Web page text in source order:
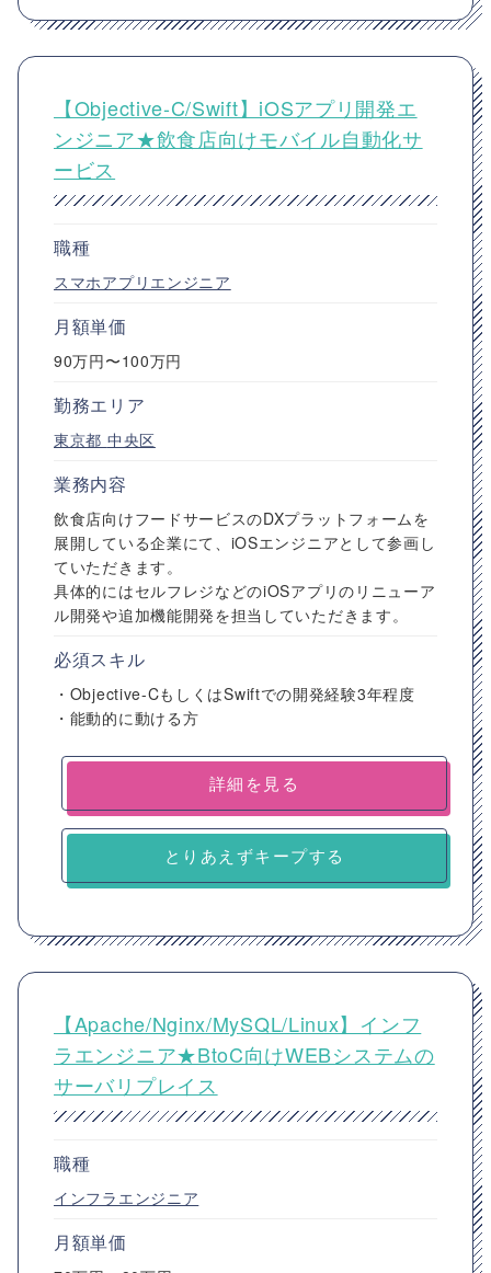
【Objective-C/Swift】iOSアプリ開発エ
ンジニア★飲食店向けモバイル自動化サ
ービス
職種
スマホアプリエンジニア
月額単価
90万円〜100万円
勤務エリア
東京都 中央区
業務内容
飲食店向けフードサービスのDXプラットフォームを
展開している企業にて、iOSエンジニアとして参画し
ていただきます。
具体的にはセルフレジなどのiOSアプリのリニューア
ル開発や追加機能開発を担当していただきます。
必須スキル
・Objective-CもしくはSwiftでの開発経験3年程度
・能動的に動ける方
詳細を見る
とりあえずキープする
【Apache/Nginx/MySQL/Linux】インフ
ラエンジニア★BtoC向けWEBシステムの
サーバリプレイス
職種
インフラエンジニア
月額単価